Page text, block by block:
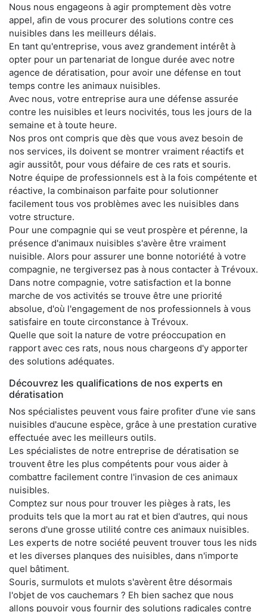
Nous nous engageons à agir promptement dès votre
appel, afin de vous procurer des solutions contre ces
nuisibles dans les meilleurs délais.
En tant qu'entreprise, vous avez grandement intérêt à
opter pour un partenariat de longue durée avec notre
agence de dératisation, pour avoir une défense en tout
temps contre les animaux nuisibles.
Avec nous, votre entreprise aura une défense assurée
contre les nuisibles et leurs nocivités, tous les jours de la
semaine et à toute heure.
Nos pros ont compris que dès que vous avez besoin de
nos services, ils doivent se montrer vraiment réactifs et
agir aussitôt, pour vous défaire de ces rats et souris.
Notre équipe de professionnels est à la fois compétente et
réactive, la combinaison parfaite pour solutionner
facilement tous vos problèmes avec les nuisibles dans
votre structure.
Pour une compagnie qui se veut prospère et pérenne, la
présence d'animaux nuisibles s'avère être vraiment
nuisible. Alors pour assurer une bonne notoriété à votre
compagnie, ne tergiversez pas à nous contacter à Trévoux.
Dans notre compagnie, votre satisfaction et la bonne
marche de vos activités se trouve être une priorité
absolue, d'où l'engagement de nos professionnels à vous
satisfaire en toute circonstance à Trévoux.
Quelle que soit la nature de votre préoccupation en
rapport avec ces rats, nous nous chargeons d'y apporter
des solutions adéquates.
Découvrez les qualifications de nos experts en
dératisation
Nos spécialistes peuvent vous faire profiter d'une vie sans
nuisibles d'aucune espèce, grâce à une prestation curative
effectuée avec les meilleurs outils.
Les spécialistes de notre entreprise de dératisation se
trouvent être les plus compétents pour vous aider à
combattre facilement contre l'invasion de ces animaux
nuisibles.
Comptez sur nous pour trouver les pièges à rats, les
produits tels que la mort au rat et bien d'autres, qui nous
serons d'une grosse utilité contre ces animaux nuisibles.
Les experts de notre société peuvent trouver tous les nids
et les diverses planques des nuisibles, dans n'importe
quel bâtiment.
Souris, surmulots et mulots s'avèrent être désormais
l'objet de vos cauchemars ? Eh bien sachez que nous
allons pouvoir vous fournir des solutions radicales contre